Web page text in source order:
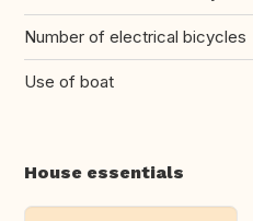
Number of electrical bicycles
Use of boat
House essentials